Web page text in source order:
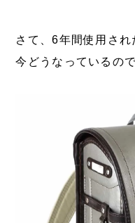
さて、6年間使用され
今どうなっているの